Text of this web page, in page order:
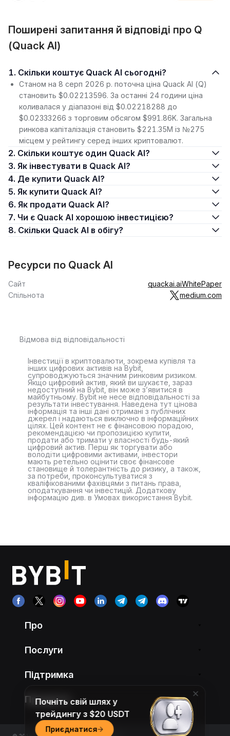
Поширені запитання й відповіді про Q
(Quack AI)
1. Скільки коштує Quack AI сьогодні?
Станом на 8 серп 2026 р. поточна ціна Quack AI (Q)
становить $0.02213596. За останні 24 години ціна
коливалася у діапазоні від $0.02218288 до
$0.02333266 з торговим обсягом $991.86K. Загальна
ринкова капіталізація становить $221.35M із №275
місцем у рейтингу серед інших криптовалют.
2. Скільки коштує один Quack AI?
3. Як інвестувати в Quack AI?
4. Де купити Quack AI?
5. Як купити Quack AI?
6. Як продати Quack AI?
7. Чи є Quack AI хорошою інвестицією?
8. Скільки Quack AI в обігу?
Ресурси по Quack AI
Сайт quackai.aiWhitePaper
Спільнота
medium.com
Відмова від відповідальності
Інвестиції в криптовалюти, зокрема купівля та
інших цифрових активів на Bybit,
супроводжуються значним ринковим ризиком.
Якщо цифровий актив, який ви шукаєте, зараз
недоступний на Bybit, він може з’явитися в
майбутньому. Bybit не несе відповідальності за
результати інвестування. Наведена тут цінова
інформація та інші дані отримані з публічних
джерел і надаються виключно в інформаційних
цілях. Цей контент не є фінансовою порадою,
рекомендацією чи пропозицією купити,
продати або тримати у власності будь-який
цифровий актив. Перш як торгувати або
володіти цифровими активами, інвестори
мають ретельно оцінити своє фінансове
становище й толерантність до ризику, а також,
за потреби, проконсультуватися з
кваліфікованими фахівцями з питань права,
оподаткування чи інвестицій. Додаткову
інформацію див. в Умовах використання Bybit.
Про
Послуги
Підтримка
Продукти
Почніть свій шлях у
трейдингу з $20 USDT
Приєднатися